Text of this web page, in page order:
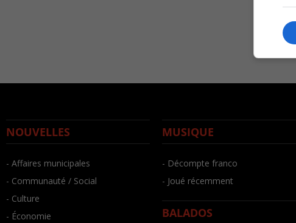
NOUVELLES
- Affaires municipales
- Communauté / Social
- Culture
- Économie
MUSIQUE
- Décompte franco
- Joué récemment
BALADOS